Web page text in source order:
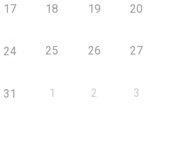
17 18 19 20
24 25 26 27
31 1 2 3